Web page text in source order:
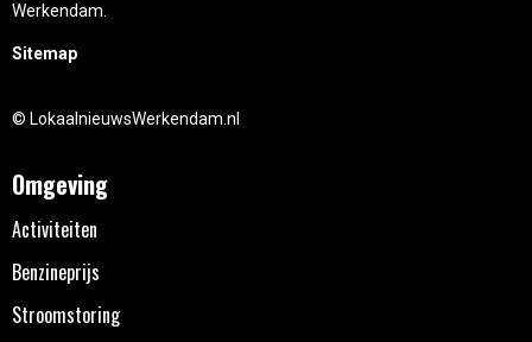
Werkendam.
Sitemap
© LokaalnieuwsWerkendam.nl
Omgeving
Activiteiten
Benzineprijs
Stroomstoring